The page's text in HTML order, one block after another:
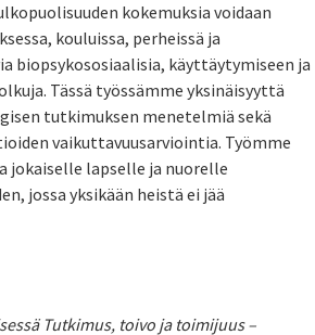
kokemuksia voidaan
kouluissa, perheissä ja
biopsykososiaalisia, käyttäytymiseen ja
Tässä työssämme yksinäisyyttä
tutkimuksen menetelmiä sekä
vaikuttavuusarviointia. Työmme
jokaiselle lapselle ja nuorelle
jossa yksikään heistä ei jää
Tutkimus, toivo ja toimijuus –